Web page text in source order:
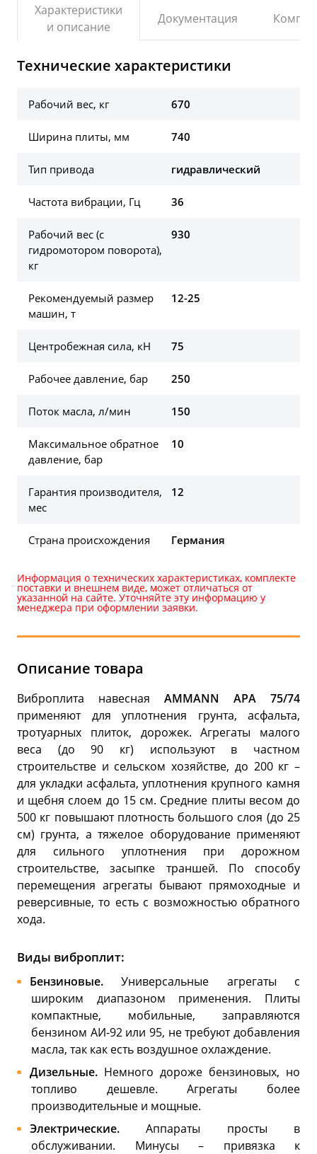
Характеристики
и описание
Документация
Технические характеристики
Рабочий вес, кг 670
Ширина плиты, мм 740
Тип привода гидравлический
Частота вибрации, Гц 36
Рабочий вес (c
гидромотором поворота),
кг
930
Рекомендуемый размер
машин, т
12-25
Центробежная сила, кН 75
Рабочее давление, бар 250
Поток масла, л/мин 150
Максимальное обратное
давление, бар
10
Гарантия производителя,
мес
12
Страна происхождения Германия
Информация о технических характеристиках, комплекте
поставки и внешнем виде, может отличаться от
указанной на сайте. Уточняйте эту информацию у
менеджера при оформлении заявки.
Описание товара
Виброплита навесная AMMANN APA 75/74
применяют для уплотнения грунта, асфальта,
тротуарных плиток, дорожек. Агрегаты малого
веса (до 90 кг) используют в частном
строительстве и сельском хозяйстве, до 200 кг –
для укладки асфальта, уплотнения крупного камня
и щебня слоем до 15 см. Средние плиты весом до
500 кг повышают плотность большого слоя (до 25
см) грунта, а тяжелое оборудование применяют
для сильного уплотнения при дорожном
строительстве, засыпке траншей. По способу
перемещения агрегаты бывают прямоходные и
реверсивные, то есть с возможностью обратного
хода.
Виды виброплит:
Бензиновые.Универсальные агрегаты с
широким диапазоном применения. Плиты
компактные, мобильные, заправляются
бензином АИ-92 или 95, не требуют добавления
масла, так как есть воздушное охлаждение.
Дизельные. Немного дороже бензиновых, но
топливо дешевле. Агрегаты более
производительные и мощные.
Электрические.Аппараты просты в
обслуживании. Минусы – привязка к